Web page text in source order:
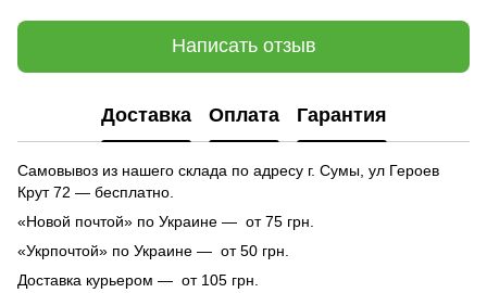
Написать отзыв
Доставка Оплата Гарантия
Самовывоз из нашего склада по адресу г. Сумы, ул Героев
Крут 72 — бесплатно.
«Новой почтой» по Украине — от 75 грн.
«Укрпочтой» по Украине — от 50 грн.
Доставка курьером — от 105 грн.